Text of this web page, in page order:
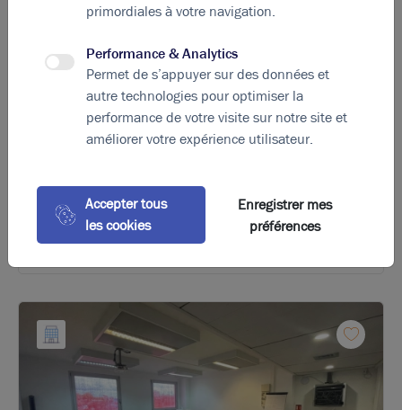
Photos (7)
A louer - LE COLYSEE - Bureaux proximité métro
Charpennes - Villeurbanne
170
€ m²/an HT HC
primordiales à votre navigation.
Performance & Analytics
Permet de s’appuyer sur des données et
autre technologies pour optimiser la
performance de votre visite sur notre site et
améliorer votre expérience utilisateur.
Accepter tous
les cookies
Enregistrer mes
préférences